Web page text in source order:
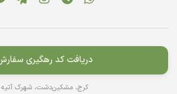
دریافت کد رهگیری
کرج، مشکین‌دشت، شهرک آتیه